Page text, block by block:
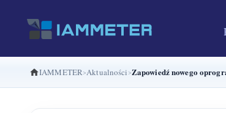
IAMMETER Aktualności Zapowiedź nowego